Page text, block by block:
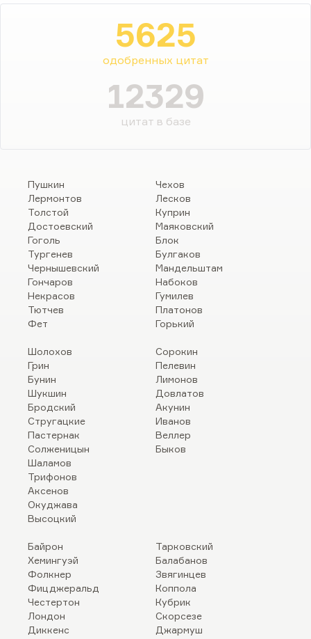
5625
одобренных цитат
12329
цитат в базе
Пушкин
Лермонтов
Толстой
Достоевский
Гоголь
Тургенев
Чернышевский
Гончаров
Некрасов
Тютчев
Фет
Чехов
Лесков
Куприн
Маяковский
Блок
Булгаков
Мандельштам
Набоков
Гумилев
Платонов
Горький
Шолохов
Грин
Бунин
Шукшин
Бродский
Стругацкие
Пастернак
Солженицын
Шаламов
Трифонов
Аксенов
Окуджава
Высоцкий
Сорокин
Пелевин
Лимонов
Довлатов
Акунин
Иванов
Веллер
Быков
Байрон
Хемингуэй
Фолкнер
Фицджеральд
Честертон
Лондон
Диккенс
Тарковский
Балабанов
Звягинцев
Коппола
Кубрик
Скорсезе
Джармуш